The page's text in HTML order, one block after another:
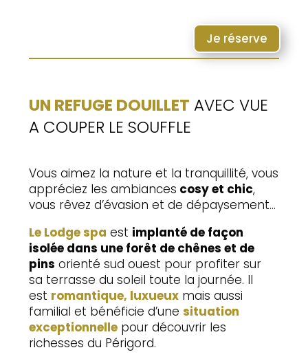
Je réserve
UN REFUGE DOUILLET AVEC VUE
A COUPER LE SOUFFLE
Vous aimez la nature et la tranquillité, vous
appréciez les ambiances cosy et chic,
vous rêvez d’évasion et de dépaysement…
Le Lodge spa est implanté de façon
isolée dans une forêt de chênes et de
pins orienté sud ouest pour profiter sur
sa terrasse du soleil toute la journée. Il
est romantique, luxueux mais aussi
familial et bénéficie d’une situation
exceptionnelle pour découvrir les
richesses du Périgord.